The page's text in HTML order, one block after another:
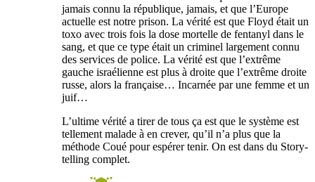
jamais connu la république, jamais, et que l’Europe
actuelle est notre prison. La vérité est que Floyd était un
toxo avec trois fois la dose mortelle de fentanyl dans le
sang, et que ce type était un criminel largement connu
des services de police. La vérité est que l’extrême
gauche israélienne est plus à droite que l’extrême droite
russe, alors la française… Incarnée par une femme et un
juif…
L’ultime vérité a tirer de tous ça est que le système est
tellement malade à en crever, qu’il n’a plus que la
méthode Coué pour espérer tenir. On est dans du Story-
telling complet.